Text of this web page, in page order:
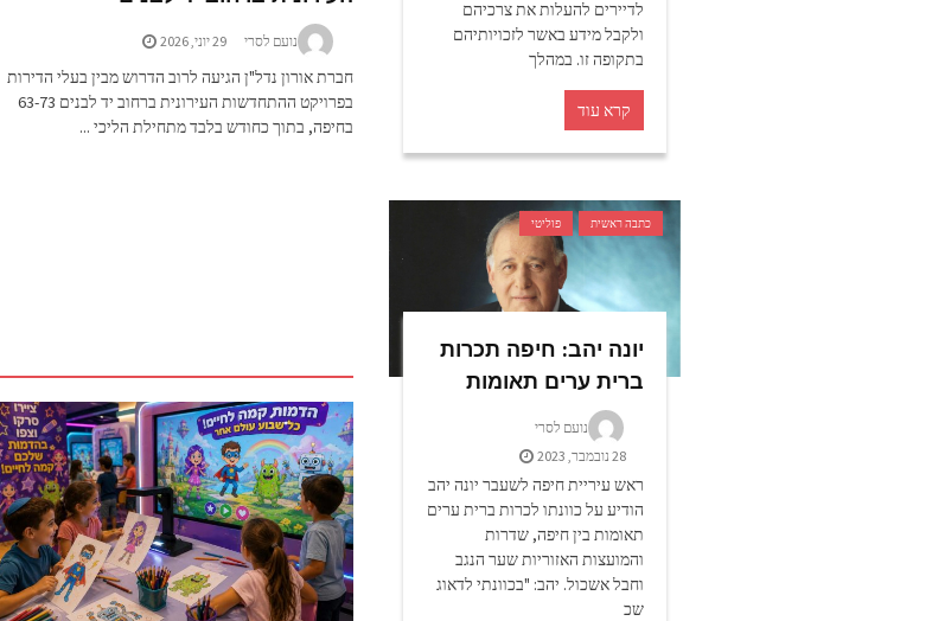
נועם לסרי 29 יוני, 2026
חברת אורון נדל"ן הגיעה לרוב הדרוש מבין בעלי הדירות
בפרויקט ההתחדשות העירונית ברחוב יד לבנים 63-73
בחיפה, בתוך כחודש בלבד מתחילת הליכי ...
לדיירים להעלות את צרכיהם
ולקבל מידע באשר לזכויותיהם
בתקופה זו. במהלך
קרא עוד
כתבה ראשית פוליטי
יונה יהב: חיפה תכרות
ברית ערים תאומות
נועם לסרי
28 נובמבר, 2023
ראש עיריית חיפה לשעבר יונה יהב
הודיע על כוונתו לכרות ברית ערים
תאומות בין חיפה, שדרות
והמועצות האזוריות שער הנגב
וחבל אשכול. יהב: "בכוונתי לדאוג
שכ